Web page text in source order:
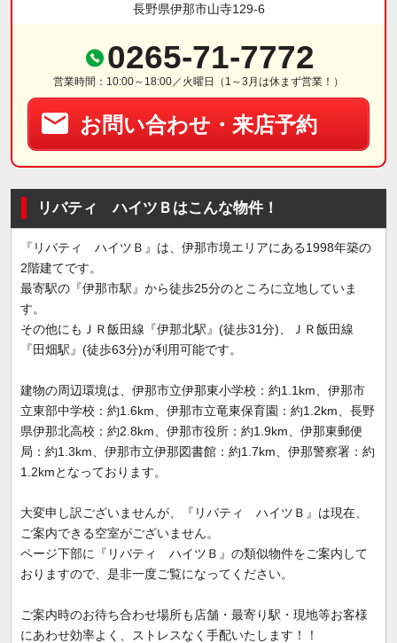
長野県伊那市山寺129-6
0265-71-7772
営業時間：10:00～18:00／火曜日（1～3月は休まず営業！）
お問い合わせ・来店予約
リバティ ハイツＢはこんな物件！
『リバティ ハイツＢ』は、伊那市境エリアにある1998年築の
2階建てです。
最寄駅の『伊那市駅』から徒歩25分のところに立地していま
す。
その他にもＪＲ飯田線『伊那北駅』(徒歩31分)、ＪＲ飯田線
『田畑駅』(徒歩63分)が利用可能です。
建物の周辺環境は、伊那市立伊那東小学校：約1.1km、伊那市
立東部中学校：約1.6km、伊那市立竜東保育園：約1.2km、長野
県伊那北高校：約2.8km、伊那市役所：約1.9km、伊那東郵便
局：約1.3km、伊那市立伊那図書館：約1.7km、伊那警察署：約
1.2kmとなっております。
大変申し訳ございませんが、『リバティ ハイツＢ』は現在、
ご案内できる空室がございません。
ページ下部に『リバティ ハイツＢ』の類似物件をご案内して
おりますので、是非一度ご覧になってください。
ご案内時のお待ち合わせ場所も店舗・最寄り駅・現地等お客様
にあわせ効率よく、ストレスなく手配いたします！！